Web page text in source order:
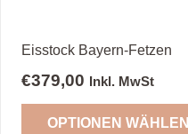
Eisstock Bayern-Fetzen
€379,00 Inkl. MwSt
OPTIONEN WÄHLEN